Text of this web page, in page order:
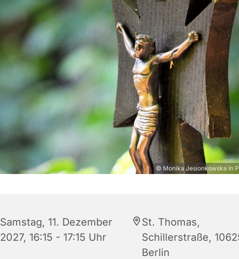
© Monika Jesionkowska In
Samstag, 11. Dezember
2027, 16:15 - 17:15 Uhr
St. Thomas,
Schillerstraße,
Berlin